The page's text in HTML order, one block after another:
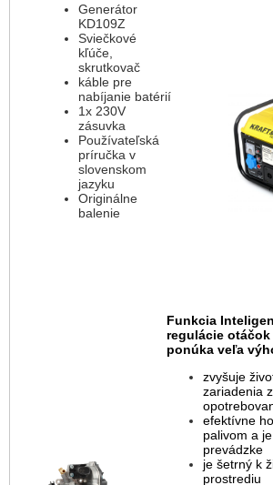
Generátor
KD109Z
Sviečkové
kľúče,
skrutkovač
káble pre
nabíjanie batérií
1x 230V
zásuvka
Používateľská
príručka v
slovenskom
jazyku
Originálne
balenie
Funkcia
regulácie
ponúka veľa
zvyšuje
zariadenia
efektívne
palivom a
prevádzke
je šetrný k
prostrediu